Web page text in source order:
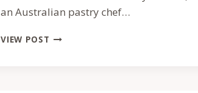
an Australian pastry chef…
VIEW POST ADRIANO